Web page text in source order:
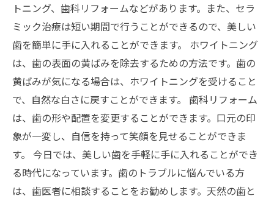
トニング、歯科リフォームなどがあります。また、セラ
ミック治療は短い期間で行うことができるので、美しい
歯を簡単に手に入れることができます。 ホワイトニング
は、歯の表面の黄ばみを除去するための方法です。歯の
黄ばみが気になる場合は、ホワイトニングを受けること
で、自然な白さに戻すことができます。 歯科リフォーム
は、歯の形や配置を変更することができます。口元の印
象が一変し、自信を持って笑顔を見せることができま
す。 今日では、美しい歯を手軽に手に入れることができ
る時代になっています。歯のトラブルに悩んでいる方
は、歯医者に相談することをお勧めします。天然の歯と